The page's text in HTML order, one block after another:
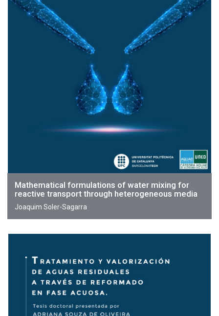
Mathematical formulations of water mixing for
reactive transport through heterogeneous media
Joaquim Soler-Sagarra